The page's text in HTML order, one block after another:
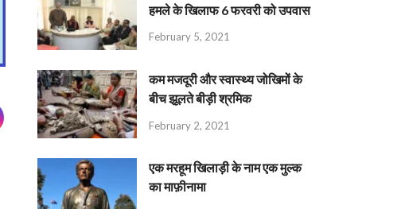
हमले के खिलाफ 6 फरवरी को उपवास
February 5, 2021
कम मजदूरी और स्वास्थ्य जोखिमों के
बीच झूलते बीड़ी श्रमिक
February 2, 2021
एक मरहूम खिलाड़ी के नाम एक मुल्क
का माफ़ीनामा